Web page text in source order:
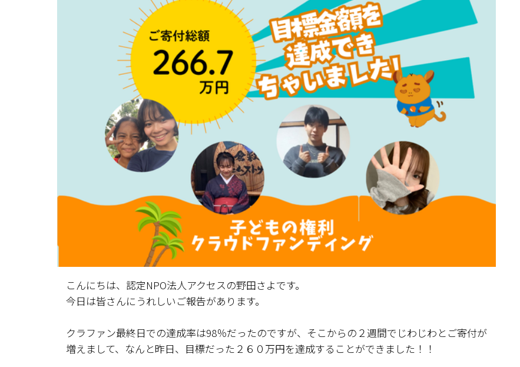
こんにちは、認定NPO法人アクセスの野田さよです。
今日は皆さんにうれしいご報告があります。
クラファン最終日での達成率は98％だったのですが、そこからの２週間でじわじわとご寄付が
増えまして、なんと昨日、目標だった２６０万円を達成することができました！！